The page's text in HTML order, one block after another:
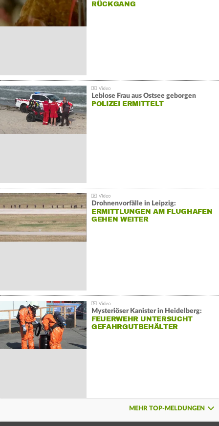
ÜCKGANG
Leblose Frau aus Ostsee geborgen
POLIZEI ERMITTELT
Drohnenvorfälle in Leipzig:
ERMITTLUNGEN AM FLUGHAFEN
GEHEN WEITER
Mysteriöser Kanister in Heidelberg:
FEUERWEHR UNTERSUCHT
GEFAHRGUTBEHÄLTER
MEHR TOP-MELDUNGEN